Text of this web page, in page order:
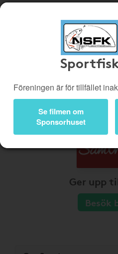
Köp genom denna sida
Butiker
Bli medlem
Föreningen är för tillfället
Se filmen om
Sponsorhuset
Ger upp
Besök